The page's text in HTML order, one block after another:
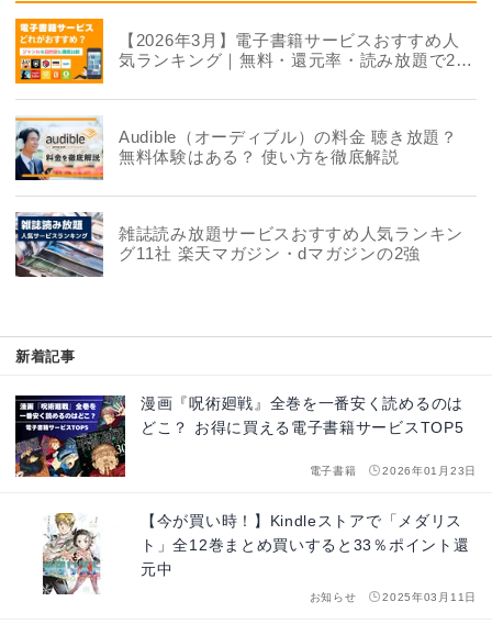
【2026年3月】電子書籍サービスおすすめ人
気ランキング｜無料・還元率・読み放題で22
Audible（オーディブル）の料金 聴き放題？
無料体験はある？ 使い方を徹底解説
雑誌読み放題サービスおすすめ人気ランキン
グ11社 楽天マガジン・dマガジンの2強
新着記事
漫画『呪術廻戦』全巻を一番安く読めるのは
どこ？ お得に買える電子書籍サービスTOP5
電子書籍 2026年01月23日
【今が買い時！】Kindleストアで「メダリス
ト」全12巻まとめ買いすると33％ポイント還
元中
お知らせ 2025年03月11日